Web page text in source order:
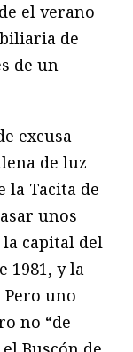
el verano
de
de un
excusa
de luz
la Tacita de
unos
capital del
1981, y la
uno
no “de